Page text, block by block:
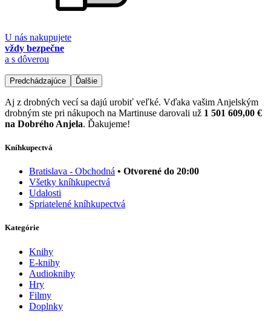
U nás nakupujete
vždy bezpečne
a s dôverou
Predchádzajúce Ďalšie
Aj z drobných vecí sa dajú urobiť veľké. Vďaka vašim Anjelským
drobným ste pri nákupoch na Martinuse darovali už 1 501 609,00 €
na Dobrého Anjela. Ďakujeme!
Kníhkupectvá
Bratislava - Obchodná • Otvorené do 20:00
Všetky kníhkupectvá
Udalosti
Spriatelené kníhkupectvá
Kategórie
Knihy
E-knihy
Audioknihy
Hry
Filmy
Doplnky